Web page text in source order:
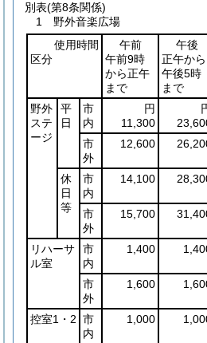
別表(第8条関係)
1 野外音楽広場
使用時間
区分
午前
午前9時
から正午
まで
午後
正午から
午後5時
まで
野外
ステ
ージ
平
日
市
内
円
11,300
市
外
12,600
休
日
等
市
内
14,100
市
外
15,700
リハーサ
ル室
市
内
1,400
市
外
1,600
控室1・2 市
内
1,000